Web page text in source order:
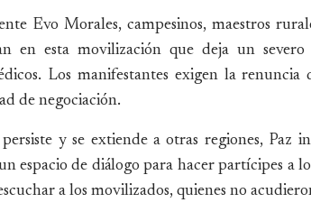
Evo Morales, campesinos, maestros
en esta movilización que deja un severo
Los manifestantes exigen la
de negociación.
y se extiende a otras regiones, Paz
espacio de diálogo para hacer partícipes a
a los movilizados, quienes no